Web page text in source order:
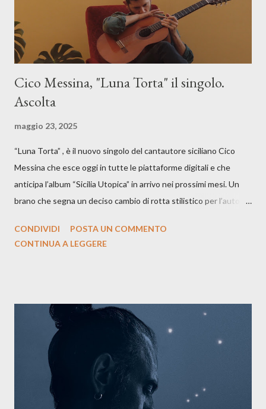
Cico Messina, "Luna Torta" il singolo.
Ascolta
maggio 23, 2025
“Luna Torta” , è il nuovo singolo del cantautore siciliano Cico
Messina che esce oggi in tutte le piattaforme digitali e che
anticipa l’album “Sicilia Utopica” in arrivo nei prossimi mesi. Un
brano che segna un deciso cambio di rotta stilistico per l’autore
testo ibrido tra italiano e siciliano, e un’urgenza espressiva che
La canzone racconta la difficoltà di creare, e perfino di esistere,
sotto il peso della realtà. Ma lo fa cercando una via d’uscita, una
forma di assoluzione, nel vivere e nel suonare, nel trovare respiro
anche quando l’aria sembra farsi più densa. Il brano è anche una
dichiarazione d’intenti: Cico Messina apre il suo nuovo percorso
artistico con una composizi...
CONDIVIDI
POSTA UN COMMENTO
CONTINUA A LEGGERE